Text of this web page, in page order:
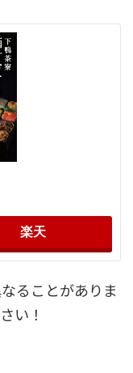
楽天
ることがありま
い！